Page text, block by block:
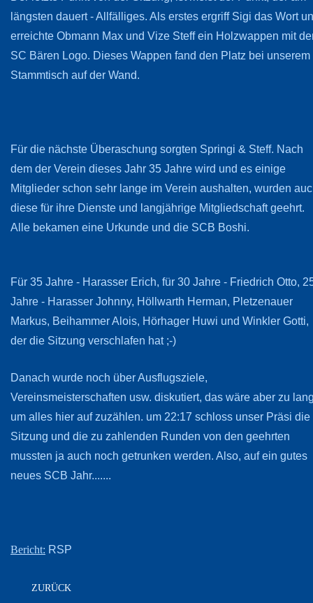
längsten dauert - Allfälliges. Als erstes ergriff Sigi das Wort
erreichte Obmann Max und Vize Steff ein Holzwappen mit
SC Bären Logo. Dieses Wappen fand den Platz bei unserem
Stammtisch auf der Wand.
Für die nächste Überaschung sorgten Springi & Steff. Nach
dem der Verein dieses Jahr 35 Jahre wird und es einige
Mitglieder schon sehr lange im Verein aushalten, wurden
diese für ihre Dienste und langjährige Mitgliedschaft geehrt.
Alle bekamen eine Urkunde und die SCB Boshi.
Für 35 Jahre - Harasser Erich, für 30 Jahre - Friedrich Otto,
Jahre - Harasser Johnny, Höllwarth Herman, Pletzenauer
Markus, Beihammer Alois, Hörhager Huwi und Winkler Gotti,
der die Sitzung verschlafen hat ;-)
Danach wurde noch über Ausflugsziele,
Vereinsmeisterschaften usw. diskutiert, das wäre aber zu
um alles hier auf zuzählen. um 22:17 schloss unser Präsi die
Sitzung und die zu zahlenden Runden von den geehrten
mussten ja auch noch getrunken werden. Also, auf ein gutes
neues SCB Jahr.......
Bericht: RSP
ZURÜCK